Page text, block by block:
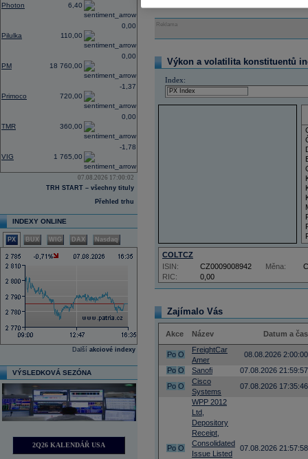
Photon 6,40
Pilulka 110,00
0,00
PM 18 760,00
0,00
Primoco 720,00
-1,37
TMR 360,00
0,00
VIG 1 765,00
-1,78
07.08.2026 17:00:02
TRH START – všechny tituly
Přehled trhu
INDEXY ONLINE
PX BUX WIG DAX Nasdaq
Další akciové indexy
VÝSLEDKOVÁ SEZÓNA
2Q26 KALENDÁŘ USA
Reklama
Výkon a volatilita konstituentů
Index:
COLTCZ
RIC: 0,00
ISIN: CZ0009008942 Měna:
Zajímalo Vás
Akce Název Datum a čas
Po O
FreightCar
Amer
08.08.2026 2:00:00
Po O Sanofi
07.08.2026 21:59:57
Po O
Cisco
Systems
07.08.2026 17:35:46
Po O
WPP 2012
Ltd,
Depository
Receipt,
Consolidated
Issue Listed
07.08.2026 21:57:58